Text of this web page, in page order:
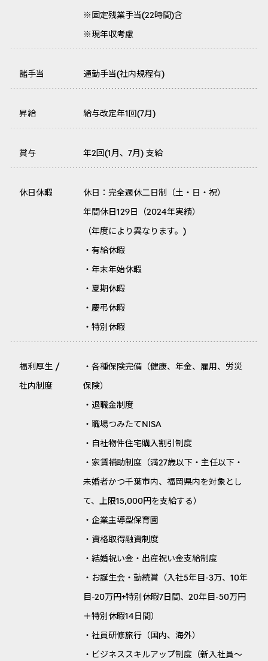
※固定残業手当(22時間)含
※現年収考慮
諸手当 通勤手当(社内規程有)
昇給 給与改定年1回(7月)
賞与 年2回(1月、7月) 支給
休日休暇 休日：完全週休二日制（土・日・祝）
年間休日129日（2024年実績）
（年度により異なります。)
・有給休暇
・年末年始休暇
・夏期休暇
・慶弔休暇
・特別休暇
福利厚生 /
社内制度
・各種保険完備（健康、年金、雇用、労災
保険）
・退職金制度
・職場つみたてNISA
・自社物件住宅購入割引制度
・家賃補助制度（満27歳以下・主任以下・
未婚者かつ千葉市内、福岡県内を対象とし
て、上限15,000円を支給する）
・企業主導型保育園
・資格取得融資制度
・結婚祝い金・出産祝い金支給制度
・お誕生会・勤続賞（入社5年目-3万、10年
目-20万円+特別休暇7日間、20年目-50万円
＋特別休暇14日間）
・社員研修旅行（国内、海外）
・ビジネススキルアップ制度（新入社員～